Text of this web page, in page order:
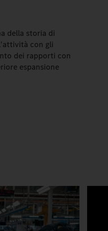
della storia di
con gli
dei rapporti con
espansione